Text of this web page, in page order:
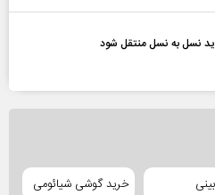
نسل به نسل منتقل شود
خرید گوشی شیائومی